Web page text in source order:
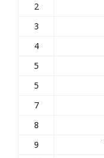
2
3
4
5
5
7
8
9